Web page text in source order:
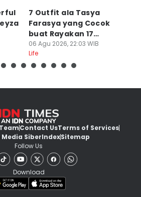
7 Outfit ala Tasya
Farasya yang Cocok
buat Rayakan 17
Agustus, Kece!
06 Agu 2026, 22:03 WIB
Life
Contact UsTerms of Services
SiberIndexSitemap
Follow Us
Download